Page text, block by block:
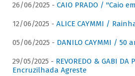
26/06/2025 - CAIO PRADO / "Caio
12/06/2025 - ALICE CAYMMI /
05/06/2025 - DANILO CAYMMI / 50
29/05/2025 - REVOREDO & GABI DA
Encruzilhada Agreste